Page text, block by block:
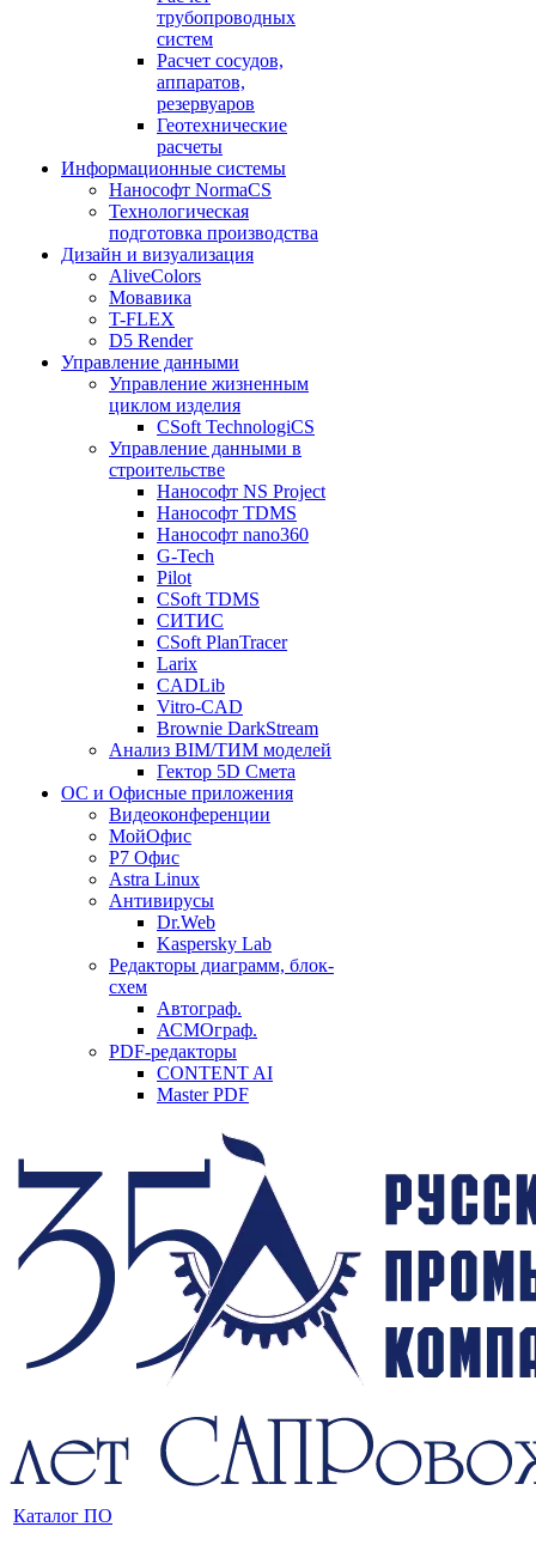
трубопроводных
систем
Расчет сосудов,
аппаратов,
резервуаров
Геотехнические
расчеты
Информационные системы
Нанософт NormaCS
Технологическая
подготовка производства
Дизайн и визуализация
AliveColors
Мовавика
T-FLEX
D5 Render
Управление данными
Управление жизненным
циклом изделия
CSoft TechnologiCS
Управление данными в
строительстве
Нанософт NS Project
Нанософт TDMS
Нанософт nano360
G-Tech
Pilot
CSoft TDMS
СИТИС
CSoft PlanTracer
Larix
CADLib
Vitro-CAD
Brownie DarkStream
Анализ BIM/ТИМ моделей
Гектор 5D Смета
ОС и Офисные приложения
Видеоконференции
МойОфис
P7 Офис
Astra Linux
Антивирусы
Dr.Web
Kaspersky Lab
Редакторы диаграмм, блок-
схем
Автограф.
АСМОграф.
PDF-редакторы
CONTENT AI
Master PDF
Каталог ПО